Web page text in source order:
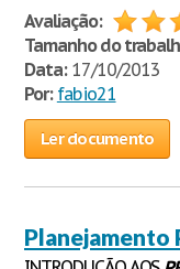
Avaliação:
Tamanho do
Data:17/10/2013
Por: fabio21
Ler documento
Planejamento